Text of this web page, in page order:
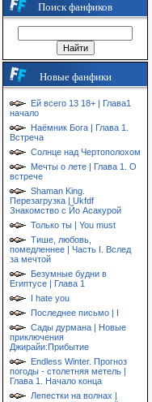
Поиск фанфиков
Новые фанфики
Ей всего 13 18+ | Глава1
начало
Наёмник Бога | Глава 1.
Встреча
Солнце над Чертополохом
Мечты о лете | Глава 1. О
встрече
Shaman King.
Перезагрузка | Ukfdf
Знакомство с Йо Асакурой
Только ты | You must
Тише, любовь,
помедленнее | Часть I. Вслед
за мечтой
Безумные будни в
Египтусе | Глава 1
I hate you
Последнее письмо | I
Сады дурмана | Новые
приключения
Джирайи:Прибытие
Endless Winter. Прогноз
погоды - столетняя метель |
Глава 1. Начало конца
Лепестки на волнах |